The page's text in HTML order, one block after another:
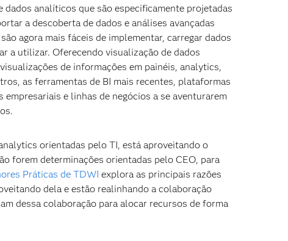
dados analíticos que são especificamente projetadas
a descoberta de dados e análises avançadas
agora mais fáceis de implementar, carregar dados
a utilizar. Oferecendo visualização de dados
de informações em painéis, analytics,
as ferramentas de BI mais recentes, plataformas
e linhas de negócios a se aventurarem
orientadas pelo TI, está aproveitando o
forem determinações orientadas pelo CEO, para
Práticas de TDWI explora as principais razões
dela e estão realinhando a colaboração
dessa colaboração para alocar recursos de forma